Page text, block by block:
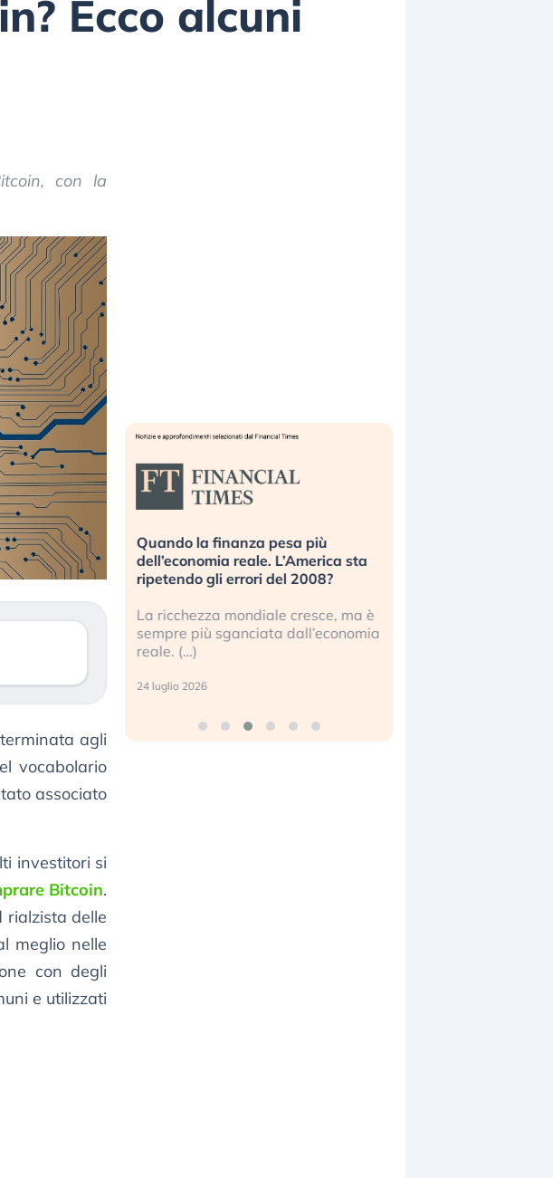
Ecco alcuni
con la
agli
vocabolario
associato
investitori si
Bitcoin.
rialzista delle
meglio nelle
con degli
e utilizzati
Investitori
lo scoppio
retail (…)
Quando la finanza pesa più
dell’economia reale. L’America sta
ripetendo gli errori del 2008?
La ricchezza mondiale cresce, ma è
sempre più sganciata dall’economia
reale. (…)
24 luglio 2026